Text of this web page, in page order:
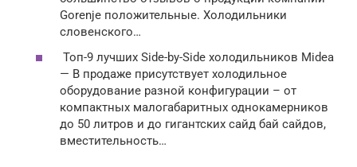
Gorenje положительные. Холодильники
словенского…
Топ-9 лучших Side-by-Side холодильников Midea
— В продаже присутствует холодильное
оборудование разной конфигурации – от
компактных малогабаритных однокамерников
до 50 литров и до гигантских сайд бай сайдов,
вместительность…